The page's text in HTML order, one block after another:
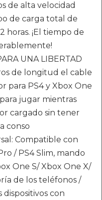
de alta velocidad
de carga total de
horas. ¡El tiempo de
UNA LIBERTAD
de longitud el cable
para PS4 y Xbox One
jugar mientras
cargado sin tener
conso
Compatible con
/ PS4 Slim, mando
One S/ Xbox One X/
de los teléfonos /
con